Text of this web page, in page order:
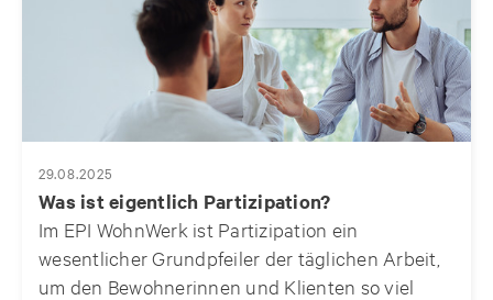
29.08.2025
Was ist eigentlich Partizipation?
Im EPI WohnWerk ist Partizipation ein
wesentlicher Grundpfeiler der täglichen Arbeit,
um den Bewohnerinnen und Klienten so viel